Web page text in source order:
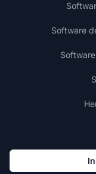
Software